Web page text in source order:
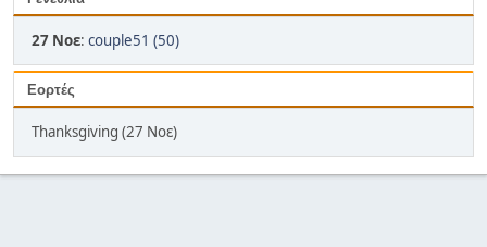
27 Νοε: couple51 (50)
Εορτές
Thanksgiving (27 Νοε)